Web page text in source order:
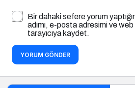
Bir dahaki sefere yorum
adımı, e-posta adresimi ve
tarayıcıya kaydet.
YORUM GÖNDER